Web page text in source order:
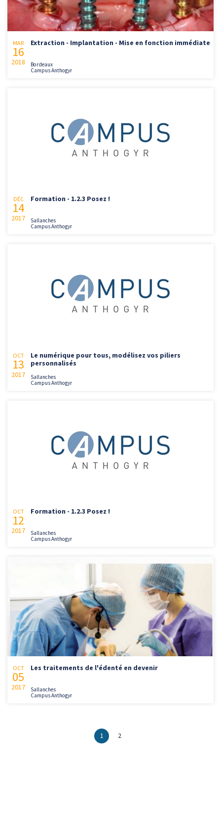
MAR
16
2018
Extraction - Implantation - Mise en fonction immédiate
Bordeaux
Campus Anthogyr
DÉC
14
2017
Formation - 1.2.3 Posez !
Sallanches
Campus Anthogyr
OCT
13
2017
Le numérique pour tous, modélisez vos piliers
personnalisés
Sallanches
Campus Anthogyr
OCT
12
2017
Formation - 1.2.3 Posez !
Sallanches
Campus Anthogyr
OCT
05
2017
Les traitements de l'édenté en devenir
Sallanches
Campus Anthogyr
1 2